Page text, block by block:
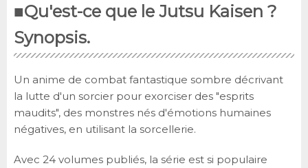
■Qu'est-ce que le Jutsu Kaisen ?
Synopsis.
Un anime de combat fantastique sombre décrivant
la lutte d'un sorcier pour exorciser des "esprits
maudits", des monstres nés d'émotions humaines
négatives, en utilisant la sorcellerie.
Avec 24 volumes publiés, la série est si populaire